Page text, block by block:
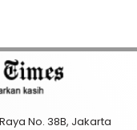
No. 38B, Jakarta